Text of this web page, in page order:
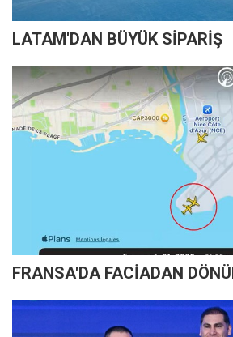
LATAM'DAN BÜYÜK SİPARİŞ
FRANSA'DA FACİADAN